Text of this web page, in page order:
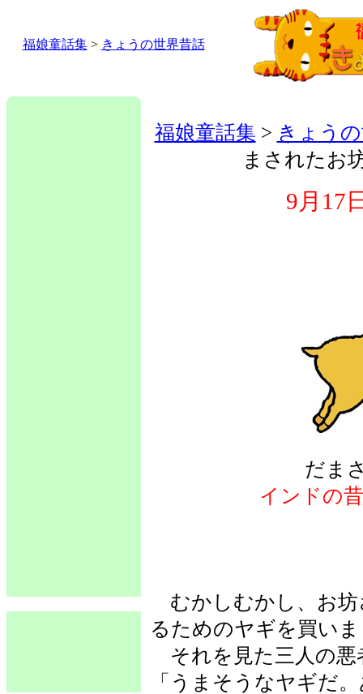
福娘童話集> きょうの世界昔話
福娘童話集 > きょう
まされたお
9月17
だま
インドの
むかしむかし、お坊
るためのヤギを買い
それを見た三人の悪
「うまそうなヤギだ